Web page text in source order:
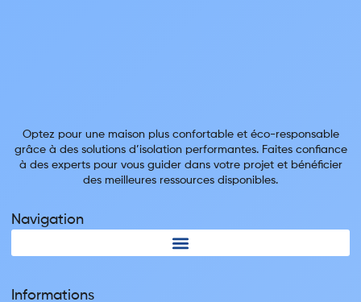
Optez pour une maison plus confortable et éco-responsable
grâce à des solutions d’isolation performantes. Faites confiance
à des experts pour vous guider dans votre projet et bénéficier
des meilleures ressources disponibles.
Navigation
Informations